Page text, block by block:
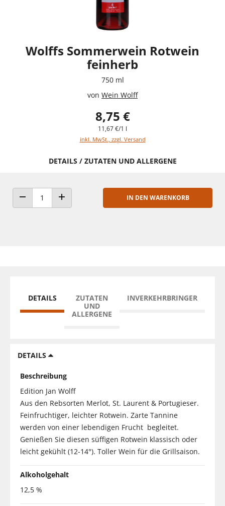
Wolffs Sommerwein Rotwein
feinherb
750 ml
von Wein Wolff
8,75 €
11,67 €/1 l
inkl. MwSt., zzgl. Versand
DETAILS / ZUTATEN UND ALLERGENE
ANZAHL VERRINGERNANZAHL ERHÖHEN
IN DEN WARENKORB
DETAILS
ZUTATEN
UND
ALLERGENE
INVERKEHRBRINGER
DETAILS
Beschreibung
Edition Jan Wolff
Aus den Rebsorten Merlot, St. Laurent & Portugieser.
Feinfruchtiger, leichter Rotwein. Zarte Tannine
werden von einer lebendigen Frucht begleitet.
Genießen Sie diesen süffigen Rotwein klassisch oder
leicht gekühlt (12-14°). Toller Wein für die Grillsaison.
Alkoholgehalt
12,5 %